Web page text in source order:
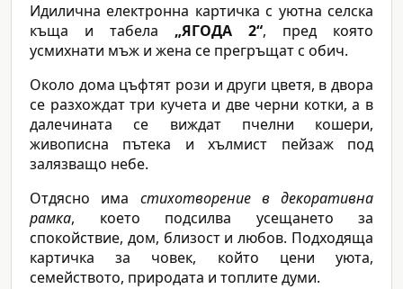
Идилична електронна картичка с уютна селска
къща и табела „ЯГОДА 2“, пред която
усмихнати мъж и жена се прегръщат с обич.
Около дома цъфтят рози и други цветя, в двора
се разхождат три кучета и две черни котки, а в
далечината се виждат пчелни кошери,
живописна пътека и хълмист пейзаж под
залязващо небе.
Отдясно има стихотворение в декоративна
рамка, което подсилва усещането за
спокойствие, дом, близост и любов. Подходяща
картичка за човек, който цени уюта,
семейството, природата и топлите думи.